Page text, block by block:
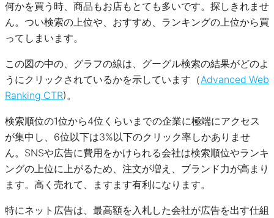
何かを買う時、商品もお店もとても多いです。探しきれませ
ん。つい検索の上位や、おすすめ、ランキングの上位から買
ってしまいます。
この図の中の、グラフの線は、グーグル検索の結果がどのよ
うにクリックされているかを示しています（Advanced Web
Ranking CTR)。
検索順位の1位から4位くらいまでの企業に極端にアクセス
が集中し、6位以下は3%以下のクリック率しかありませ
ん。SNSや広告に費用をかけられる会社は検索順位やランキ
ングの上位に上がるため、注文が増え、ブランド力が高まり
ます。高く売れて、ますます有利になります。
特にネット広告は、最高額を入札した会社が広告を出す仕組